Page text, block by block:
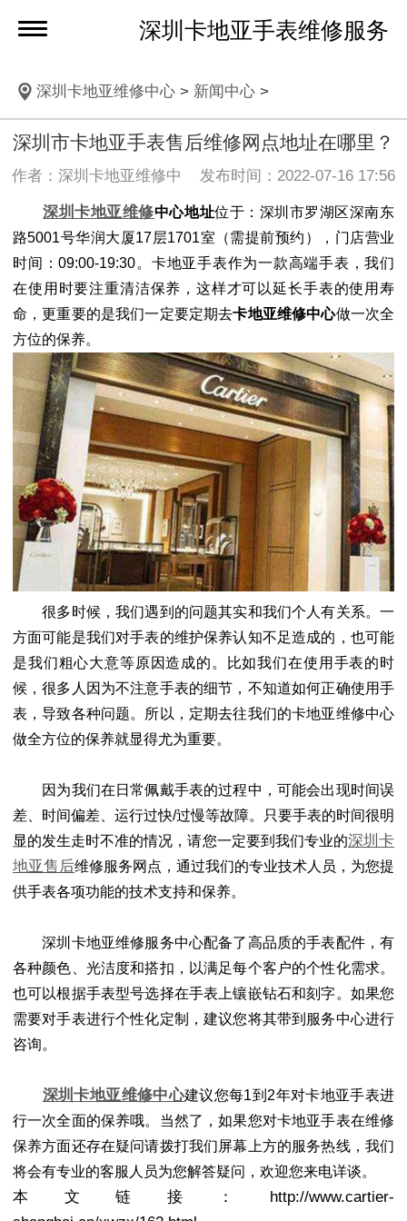
深圳卡地亚手表维修服务
深圳卡地亚维修中心> 新闻中心>
深圳市卡地亚手表售后维修网点地址在哪里？
作者：深圳卡地亚维修中 发布时间：2022-07-16 17:56
深圳卡地亚维修中心地址位于：深圳市罗湖区深南东
路5001号华润大厦17层1701室（需提前预约），门店营业
时间：09:00-19:30。卡地亚手表作为一款高端手表，我们
在使用时要注重清洁保养，这样才可以延长手表的使用寿
命，更重要的是我们一定要定期去卡地亚维修中心做一次全
方位的保养。
很多时候，我们遇到的问题其实和我们个人有关系。一
方面可能是我们对手表的维护保养认知不足造成的，也可能
是我们粗心大意等原因造成的。比如我们在使用手表的时
候，很多人因为不注意手表的细节，不知道如何正确使用手
表，导致各种问题。所以，定期去往我们的卡地亚维修中心
做全方位的保养就显得尤为重要。
因为我们在日常佩戴手表的过程中，可能会出现时间误
差、时间偏差、运行过快/过慢等故障。只要手表的时间很明
显的发生走时不准的情况，请您一定要到我们专业的深圳卡
地亚售后维修服务网点，通过我们的专业技术人员，为您提
供手表各项功能的技术支持和保养。
深圳卡地亚维修服务中心配备了高品质的手表配件，有
各种颜色、光洁度和搭扣，以满足每个客户的个性化需求。
也可以根据手表型号选择在手表上镶嵌钻石和刻字。如果您
需要对手表进行个性化定制，建议您将其带到服务中心进行
咨询。
深圳卡地亚维修中心建议您每1到2年对卡地亚手表进
行一次全面的保养哦。当然了，如果您对卡地亚手表在维修
保养方面还存在疑问请拨打我们屏幕上方的服务热线，我们
将会有专业的客服人员为您解答疑问，欢迎您来电详谈。
本文链接：http://www.cartier-